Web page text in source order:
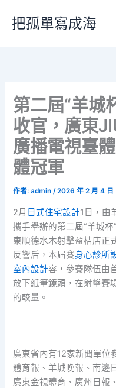
要
把孤單寫成海
第二屆“羊城
收官，廣東
廣播電視臺
體冠軍
作者:admin/2026 年 2 月 4 日
2月 日式住宅設計1日，由
攜手舉辦的第二屆“羊城杯”
東順德水木射擊盈桔店正
反響后，本屆賽身心診所
室內設計容，參賽隊伍由
放下紙筆鏡頭，在射擊賽
的較量。
廣東省內有12家新聞單位
體育報、羊城晚報、南邊
廣東金視體育、廣州日報